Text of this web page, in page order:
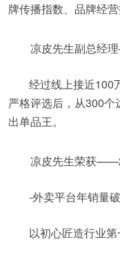
牌传播指数、品牌经
凉皮先生副总经
经过线上接近100
严格评选后，从300
出单品王。
凉皮先生荣获
-外卖平台年销量
以初心匠造行业